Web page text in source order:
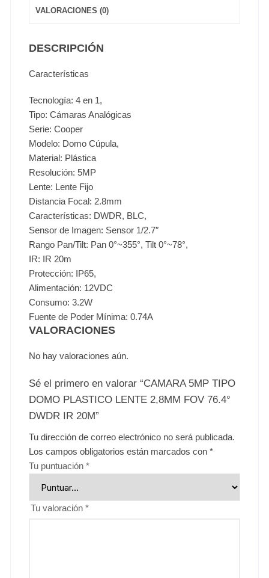
VALORACIONES (0)
DESCRIPCIÓN
Características
Tecnología: 4 en 1,
Tipo: Cámaras Analógicas
Serie: Cooper
Modelo: Domo Cúpula,
Material: Plástica
Resolución: 5MP
Lente: Lente Fijo
Distancia Focal: 2.8mm
Características: DWDR, BLC,
Sensor de Imagen: Sensor 1/2.7″
Rango Pan/Tilt: Pan 0°~355°, Tilt 0°~78°,
IR: IR 20m
Protección: IP65,
Alimentación: 12VDC
Consumo: 3.2W
Fuente de Poder Mínima: 0.74A
VALORACIONES
No hay valoraciones aún.
Sé el primero en valorar “CAMARA 5MP TIPO
DOMO PLASTICO LENTE 2,8MM FOV 76.4°
DWDR IR 20M”
Tu dirección de correo electrónico no será publicada.
Los campos obligatorios están marcados con*
Tu puntuación*
Tu valoración*